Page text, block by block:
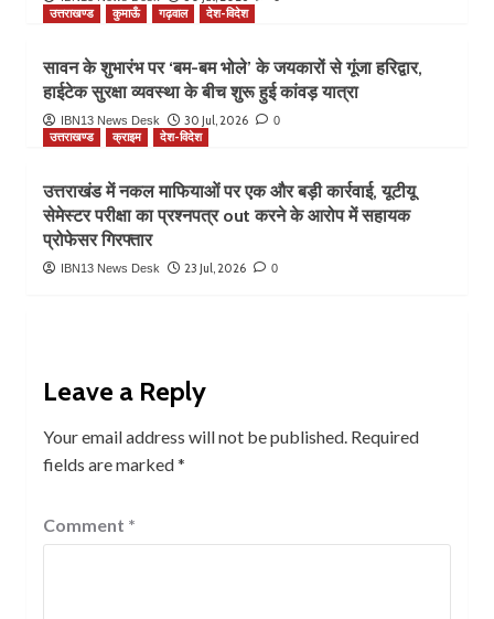
उत्तराखण्ड कुमाऊँ गढ़वाल देश-विदेश
सावन के शुभारंभ पर ‘बम-बम भोले’ के जयकारों से गूंजा हरिद्वार,
हाईटेक सुरक्षा व्यवस्था के बीच शुरू हुई कांवड़ यात्रा
IBN13 News Desk 30 Jul, 2026 0
उत्तराखण्ड क्राइम देश-विदेश
उत्तराखंड में नकल माफियाओं पर एक और बड़ी कार्रवाई, यूटीयू
सेमेस्टर परीक्षा का प्रश्नपत्र out करने के आरोप में सहायक
प्रोफेसर गिरफ्तार
IBN13 News Desk 23 Jul, 2026 0
Leave a Reply
Your email address will not be published. Required
fields are marked*
Comment *